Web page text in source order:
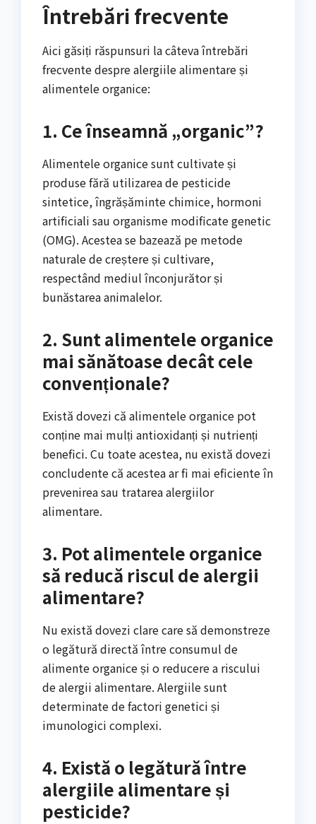
Întrebări frecvente
Aici găsiți răspunsuri la câteva întrebări
frecvente despre alergiile alimentare și
alimentele organice:
1. Ce înseamnă „organic”?
Alimentele organice sunt cultivate și
produse fără utilizarea de pesticide
sintetice, îngrășăminte chimice, hormoni
artificiali sau organisme modificate genetic
(OMG). Acestea se bazează pe metode
naturale de creștere și cultivare,
respectând mediul înconjurător și
bunăstarea animalelor.
2. Sunt alimentele organice
mai sănătoase decât cele
convenționale?
Există dovezi că alimentele organice pot
conține mai mulți antioxidanți și nutrienți
benefici. Cu toate acestea, nu există dovezi
concludente că acestea ar fi mai eficiente în
prevenirea sau tratarea alergiilor
alimentare.
3. Pot alimentele organice
să reducă riscul de alergii
alimentare?
Nu există dovezi clare care să demonstreze
o legătură directă între consumul de
alimente organice și o reducere a riscului
de alergii alimentare. Alergiile sunt
determinate de factori genetici și
imunologici complexi.
4. Există o legătură între
alergiile alimentare și
pesticide?